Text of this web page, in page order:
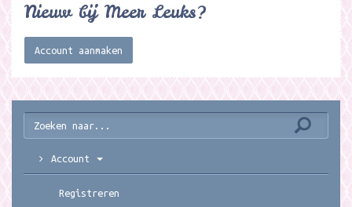
Nieuw bij Meer Leuks?
Account aanmaken
Account
Registreren